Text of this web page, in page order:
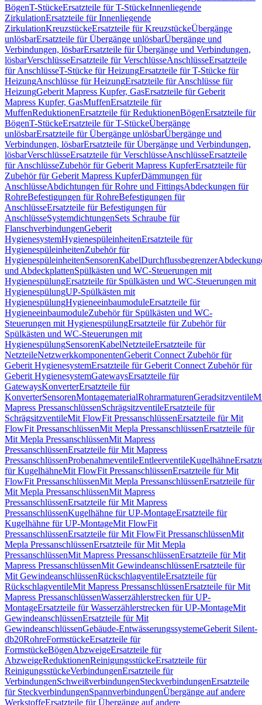
BögenT-StückeErsatzteile für T-StückeInnenliegende
ZirkulationErsatzteile für Innenliegende
ZirkulationKreuzstückeErsatzteile für KreuzstückeÜbergänge
unlösbarErsatzteile für Übergänge unlösbarÜbergänge und
Verbindungen, lösbarErsatzteile für Übergänge und Verbindungen,
lösbarVerschlüsseErsatzteile für VerschlüsseAnschlüsseErsatzteile
für AnschlüsseT-Stücke für HeizungErsatzteile für T-Stücke für
HeizungAnschlüsse für HeizungErsatzteile für Anschlüsse für
HeizungGeberit Mapress Kupfer, GasErsatzteile für Geberit
Mapress Kupfer, GasMuffenErsatzteile für
MuffenReduktionenErsatzteile für ReduktionenBögenErsatzteile für
BögenT-StückeErsatzteile für T-StückeÜbergänge
unlösbarErsatzteile für Übergänge unlösbarÜbergänge und
Verbindungen, lösbarErsatzteile für Übergänge und Verbindungen,
lösbarVerschlüsseErsatzteile für VerschlüsseAnschlüsseErsatzteile
für AnschlüsseZubehör für Geberit Mapress KupferErsatzteile für
Zubehör für Geberit Mapress KupferDämmungen für
AnschlüsseAbdichtungen für Rohre und FittingsAbdeckungen für
RohreBefestigungen für RohreBefestigungen für
AnschlüsseErsatzteile für Befestigungen für
AnschlüsseSystemdichtungenSets Schraube für
FlanschverbindungenGeberit
HygienesystemHygienespüleinheitenErsatzteile für
HygienespüleinheitenZubehör für
HygienespüleinheitenSensorenKabelDurchflussbegrenzer
und AbdeckplattenSpülkästen und WC-Steuerungen mit
HygienespülungErsatzteile für Spülkästen und WC-Steuerungen mit
HygienespülungUP-Spülkästen mit
HygienespülungHygieneeinbaumoduleErsatzteile für
HygieneeinbaumoduleZubehör für Spülkästen und WC-
Steuerungen mit HygienespülungErsatzteile für Zubehör für
Spülkästen und WC-Steuerungen mit
HygienespülungSensorenKabelNetzteileErsatzteile für
NetzteileNetzwerkkomponentenGeberit Connect Zubehör für
Geberit HygienesystemErsatzteile für Geberit Connect Zubehör für
Geberit HygienesystemGatewaysErsatzteile für
GatewaysKonverterErsatzteile für
KonverterSensorenMontagematerialRohrarmaturenGeradsitzventile
Mapress PressanschlüssenSchrägsitzventileErsatzteile für
SchrägsitzventileMit FlowFit PressanschlüssenErsatzteile für Mit
FlowFit PressanschlüssenMit Mepla PressanschlüssenErsatzteile für
Mit Mepla PressanschlüssenMit Mapress
PressanschlüssenErsatzteile für Mit Mapress
PressanschlüssenProbenahmeventileEntleerventileKugelhähne
für KugelhähneMit FlowFit PressanschlüssenErsatzteile für Mit
FlowFit PressanschlüssenMit Mepla PressanschlüssenErsatzteile für
Mit Mepla PressanschlüssenMit Mapress
PressanschlüssenErsatzteile für Mit Mapress
PressanschlüssenKugelhähne für UP-MontageErsatzteile für
Kugelhähne für UP-MontageMit FlowFit
PressanschlüssenErsatzteile für Mit FlowFit PressanschlüssenMit
Mepla PressanschlüssenErsatzteile für Mit Mepla
PressanschlüssenMit Mapress PressanschlüssenErsatzteile für Mit
Mapress PressanschlüssenMit GewindeanschlüssenErsatzteile für
Mit GewindeanschlüssenRückschlagventileErsatzteile für
RückschlagventileMit Mapress PressanschlüssenErsatzteile für Mit
Mapress PressanschlüssenWasserzählerstrecken für UP-
MontageErsatzteile für Wasserzählerstrecken für UP-MontageMit
GewindeanschlüssenErsatzteile für Mit
GewindeanschlüssenGebäude-EntwässerungssystemeGeberit Silent-
db20RohreFormstückeErsatzteile für
FormstückeBögenAbzweigeErsatzteile für
AbzweigeReduktionenReinigungsstückeErsatzteile für
ReinigungsstückeVerbindungenErsatzteile für
VerbindungenSchweißverbindungenSteckverbindungenErsatzteile
für SteckverbindungenSpannverbindungenÜbergänge auf andere
WerkstoffeErsatzteile für Übergänge auf andere